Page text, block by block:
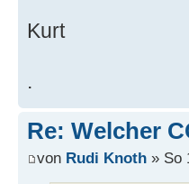
Kurt
.
Re: Welcher
von Rudi Knoth » So